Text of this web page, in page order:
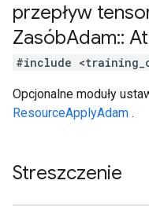
przepływ
ZasóbAdam::
#include
Opcjonalne moduły
ResourceApplyAdam .
Streszczenie